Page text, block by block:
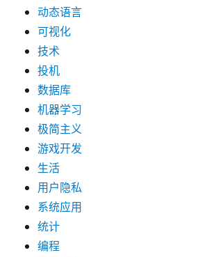
动态语言
可视化
技术
投机
数据库
机器学习
极简主义
游戏开发
生活
用户隐私
系统应用
统计
编程